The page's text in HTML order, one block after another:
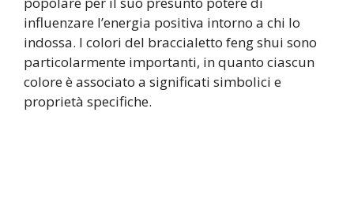
influenzare l’energia positiva intorno a chi lo
indossa. I colori del braccialetto feng shui sono
particolarmente importanti, in quanto ciascun
colore è associato a significati simbolici e
proprietà specifiche.